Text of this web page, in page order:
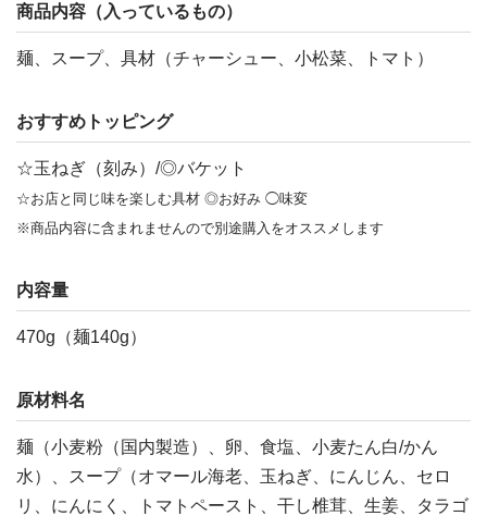
商品内容（入っているもの）
麺、スープ、具材（チャーシュー、小松菜、トマト）
おすすめトッピング
☆玉ねぎ（刻み）/◎バケット
☆お店と同じ味を楽しむ具材 ◎お好み ◯味変
※商品内容に含まれませんので別途購入をオススメします
内容量
470g（麺140g）
原材料名
麺（小麦粉（国内製造）、卵、食塩、小麦たん白/かん
水）、スープ（オマール海老、玉ねぎ、にんじん、セロ
リ、にんにく、トマトペースト、干し椎茸、生姜、タラゴ